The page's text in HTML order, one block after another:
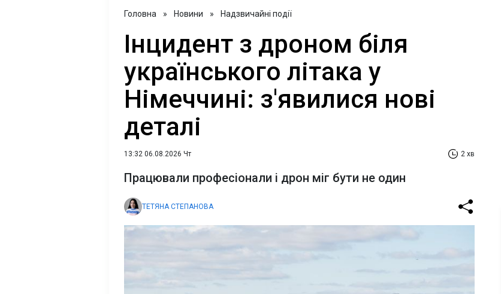
Головна » Новини » Надзвичайні події
Інцидент з дроном біля
українського літака у
Німеччині: з'явилися нові
деталі
13:32 06.08.2026 Чт 2 хв
Працювали професіонали і дрон міг бути не один
ТЕТЯНА СТЕПАНОВА